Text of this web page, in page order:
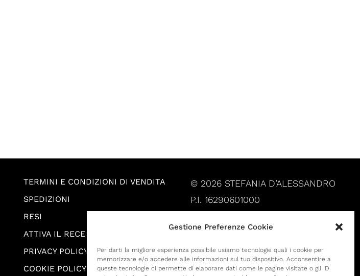
Gestione Preferenze Cookie
Per darti la migliore esperienza possibile usiamo tecnologie quali i cookie per
memorizzare e/o accedere alle informazioni sul tuo dispositivo. Acconsentire a
queste tecnologie ci permette di elaborare dati come le pagine visitate o gli ID
TERMINI E CONDIZIONI DI VENDITA
SPEDIZIONI
RESI
ATTIVA IL RECESSO
PRIVACY POLICY
COOKIE POLICY
© 2026 STEFANIA D’ALESSANDRO
P.I. 16290601000